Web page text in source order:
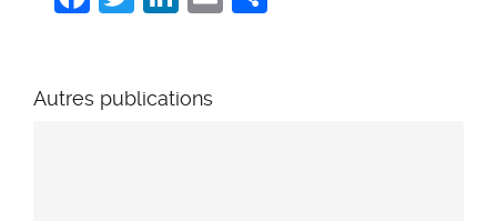
Autres publications